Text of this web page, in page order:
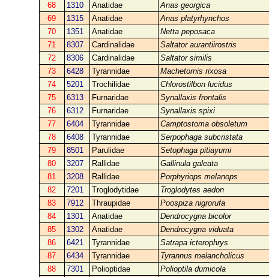
68
1310 Anatidae
Anas georgica
69
1315 Anatidae
Anas platyrhynchos
70
1351 Anatidae
Netta peposaca
71
8307 Cardinalidae
Saltator aurantiirostris
72
8306 Cardinalidae
Saltator similis
73
6428 Tyrannidae
Machetornis rixosa
74
5201 Trochilidae
Chlorostilbon lucidus
75
6313 Furnaridae
Synallaxis frontalis
76
6312 Furnaridae
Synallaxis spixi
77
6404 Tyrannidae
Camptostoma obsoletum
78
6408 Tyrannidae
Serpophaga subcristata
79
8501 Parulidae
Setophaga pitiayumi
80
3207 Rallidae
Gallinula galeata
81
3208 Rallidae
Porphyriops melanops
82
7201 Troglodytidae
Troglodytes aedon
83
7912 Thraupidae
Poospiza nigrorufa
84
1301 Anatidae
Dendrocygna bicolor
85
1302 Anatidae
Dendrocygna viduata
86
6421 Tyrannidae
Satrapa icterophrys
87
6434 Tyrannidae
Tyrannus melancholicus
88
7301 Polioptidae
Polioptila dumicola